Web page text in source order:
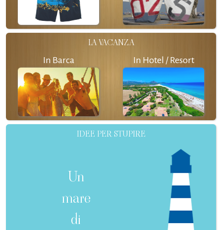
LA VACANZA
In Barca In Hotel / Resort
IDEE PER STUPIRE
Un
mare
di